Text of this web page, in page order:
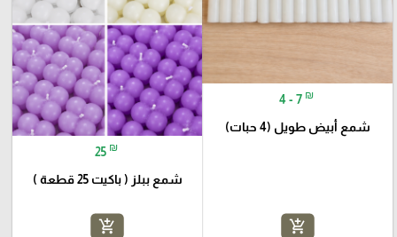
4 - 7 ₪
شمع أبيض طويل (4 حبات)
add_shopping_cart
25 ₪
شمع ببلز ( باكيت 25 قطعة )
add_shopping_cart